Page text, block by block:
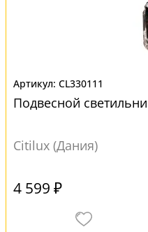
CL330111
Подвесной
Citilux (Дания)
4 599 ₽